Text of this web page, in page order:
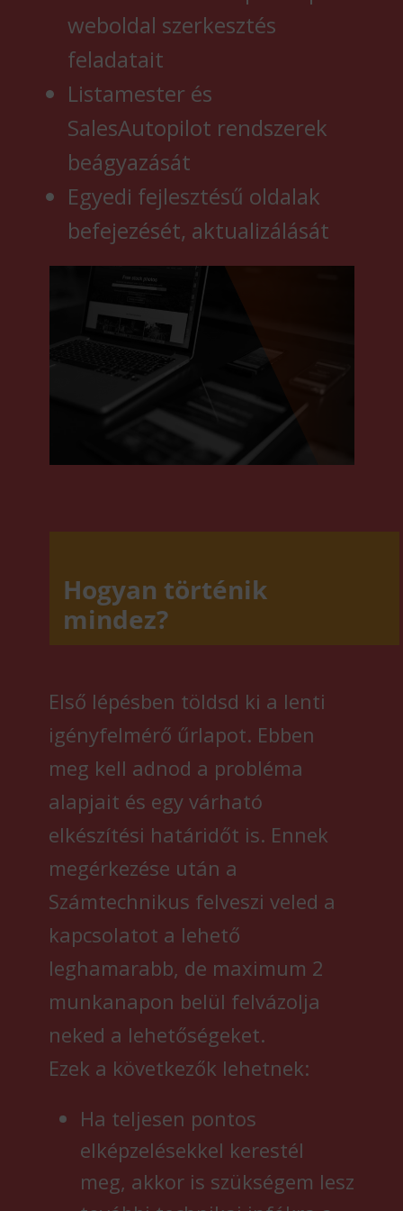
weboldal szerkesztés
feladatait
Listamester és
SalesAutopilot rendszerek
beágyazását
Egyedi fejlesztésű oldalak
befejezését, aktualizálását
Hogyan történik
mindez?
Első lépésben töldsd ki a lenti
igényfelmérő űrlapot. Ebben
meg kell adnod a probléma
alapjait és egy várható
elkészítési határidőt is. Ennek
megérkezése után a
Számtechnikus felveszi veled a
kapcsolatot a lehető
leghamarabb, de maximum 2
munkanapon belül felvázolja
neked a lehetőségeket.
Ezek a következők lehetnek:
Ha teljesen pontos
elképzelésekkel kerestél
meg, akkor is szükségem lesz